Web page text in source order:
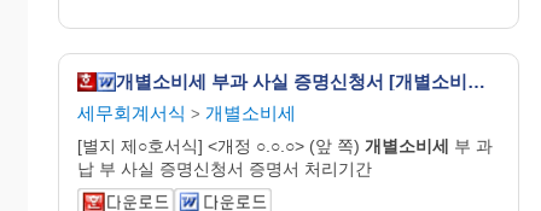
개별소비세 부과 사실 증명신청서 [개별소비세법 시행규칙 서식27]
세무회계서식 > 개별소비세
[별지 제○호서식] <개정 ○.○.○> (앞 쪽) 개별소비세 부 과
납 부 사실 증명신청서 증명서 처리기간